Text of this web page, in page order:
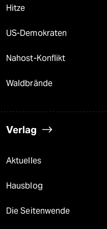
Hitze
US-Demokraten
Nahost-Konflikt
Waldbrände
Verlag
Aktuelles
Hausblog
Die Seitenwende